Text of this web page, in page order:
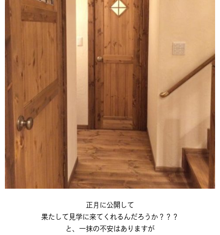
正月に公開して
果たして見学に来てくれるんだろうか？？？
と、一抹の不安はありますが